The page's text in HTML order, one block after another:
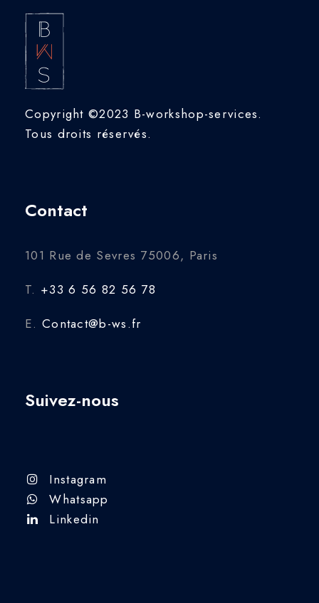
Copyright ©2023 B-workshop-services.
Tous droits réservés.
Contact
101 Rue de Sevres 75006, Paris
T. +33 6 56 82 56 78
E. Contact@b-ws.fr
Suivez-nous
Instagram
Whatsapp
Linkedin